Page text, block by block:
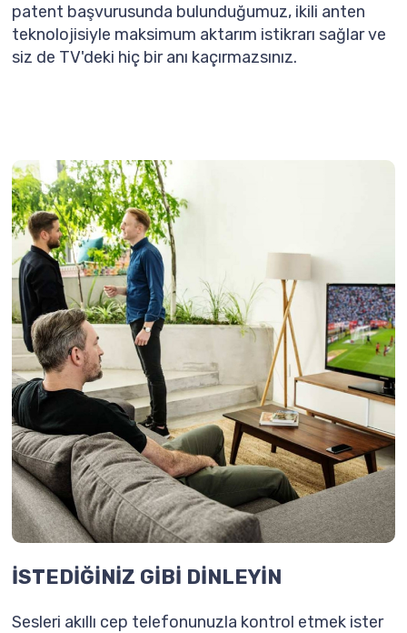
patent başvurusunda bulunduğumuz, ikili anten
teknolojisiyle maksimum aktarım istikrarı sağlar ve
siz de TV'deki hiç bir anı kaçırmazsınız.
İSTEDİĞİNİZ GİBİ DİNLEYİN
Sesleri akıllı cep telefonunuzla kontrol etmek ister